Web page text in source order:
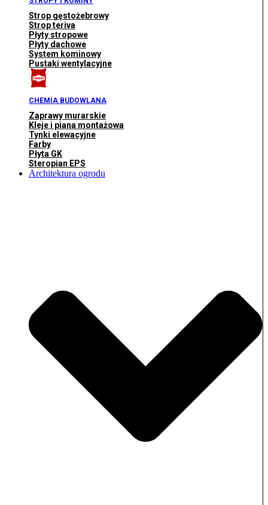
Strop gęstożebrowy
Strop teriva
Płyty stropowe
Płyty dachowe
System kominowy
Pustaki wentylacyjne
CHEMIA BUDOWLANA
Zaprawy murarskie
Kleje i piana montażowa
Tynki elewacyjne
Farby
Płyta GK
Steropian EPS
Architektura ogrodu